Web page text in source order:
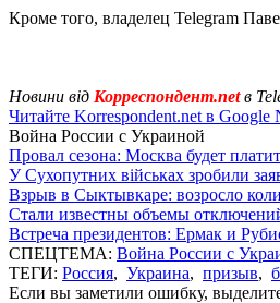
Кроме того, владелец Telegram
Новини від Корреспондент.netв
Читайте Korrespondent.net в Google
Война России с Украиной
Провал сезона: Москва будет
У Сухопутних військах зробили
Взрыв в Сыктывкаре: возросло
Стали известны объемы
Встреча президентов: Ермак и
СПЕЦТЕМА: Война России с
ТЕГИ: Россия, Украина, призыв,
Если вы заметили ошибку,